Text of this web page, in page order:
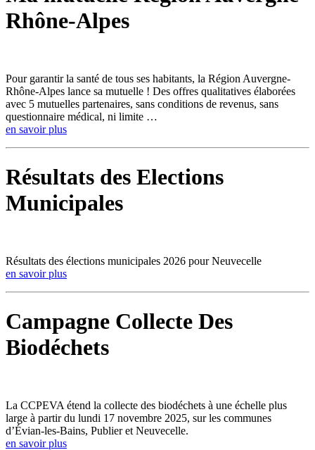
Rhône-Alpes
Pour garantir la santé de tous ses habitants, la Région Auvergne-
Rhône-Alpes lance sa mutuelle ! Des offres qualitatives élaborées
avec 5 mutuelles partenaires, sans conditions de revenus, sans
questionnaire médical, ni limite …
en savoir plus
Résultats des Elections
Municipales
Résultats des élections municipales 2026 pour Neuvecelle
en savoir plus
Campagne Collecte Des
Biodéchets
La CCPEVA étend la collecte des biodéchets à une échelle plus
large à partir du lundi 17 novembre 2025, sur les communes
d’Évian-les-Bains, Publier et Neuvecelle.
en savoir plus